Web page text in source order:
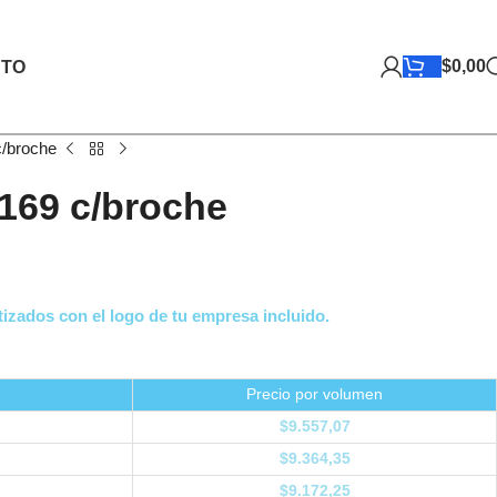
$0,00
broche
c/broche
con el logo de tu empresa incluido.
Precio por volumen
$9.557,07
$9.364,35
$9.172,25